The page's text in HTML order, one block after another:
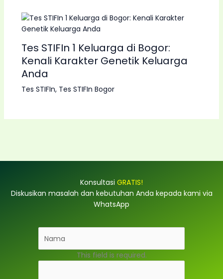
Tes STIFIn 1 Keluarga di Bogor:
Kenali Karakter Genetik Keluarga
Anda
Tes STIFIn, Tes STIFIn Bogor
Konsultasi GRATIS!
Diskusikan masalah dan kebutuhan Anda kepada kami via
WhatsApp
This field is required.